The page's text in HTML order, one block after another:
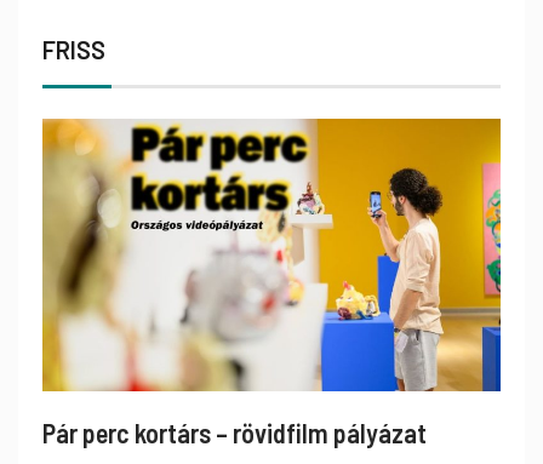
FRISS
Pár perc kortárs – rövidfilm pályázat